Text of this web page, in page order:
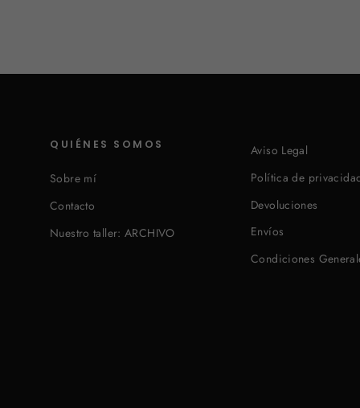
QUIÉNES SOMOS
Sobre mí
Contacto
Nuestro taller: ARCHIVO
Aviso Legal
Política de
Devoluciones
Envíos
Condiciones